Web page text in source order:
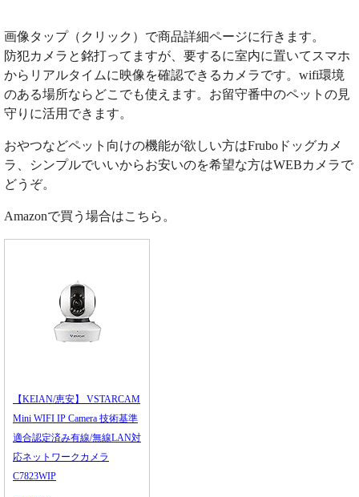
画像タップ（クリック）で商品詳細ページに行きます。
防犯カメラと銘打ってますが、要するに室内に置いてスマホ
からリアルタイムに映像を確認できるカメラです。wifi環境
のある場所ならどこでも使えます。お留守番中のペットの見
守りに活用できます。
おやつなどペット向けの機能が欲しい方はFruboドッグカメ
ラ、シンプルでいいからお安いのを希望な方はWEBカメラで
どうぞ。
Amazonで買う場合はこちら。
【KEIAN/恵安】 VSTARCAM
Mini WIFI IP Camera 技術基準
適合認定済み有線/無線LAN対
応ネットワークカメラ
C7823WIP